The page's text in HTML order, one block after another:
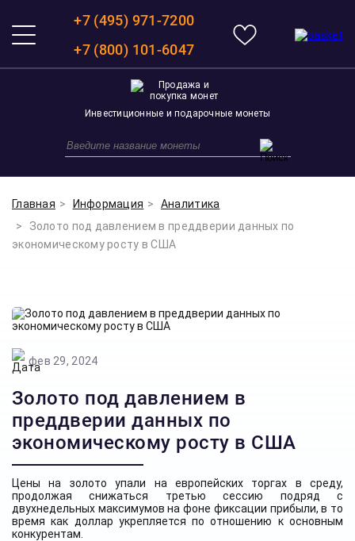
+7 (495) 971-7200
+7 (800) 101-6047
Инвестиционные и подарочные монеты
Главная Информация
Аналитика
Золото под давлением в преддверии данных по
экономическому росту в США
фев 29, 2024
Золото под давлением в
преддверии данных по
экономическому росту в США
Цены на золото упали на европейских торгах в среду,
продолжая снижаться третью сессию подряд с
двухнедельных максимумов на фоне фиксации прибыли, в то
время как доллар укрепляется по отношению к основным
конкурентам.